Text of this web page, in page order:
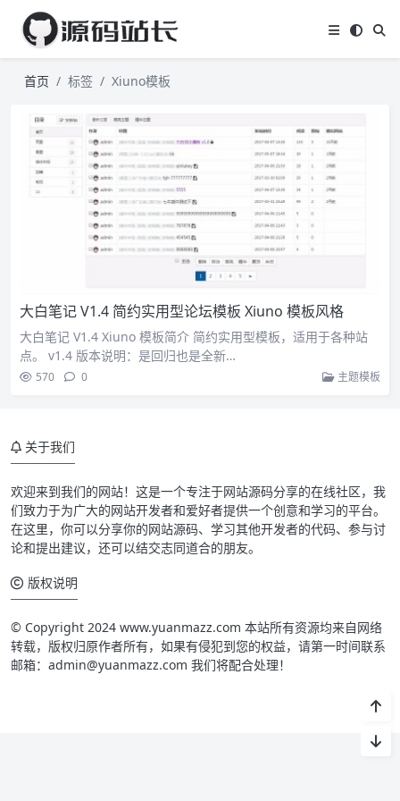
首页 标签 Xiuno模板
大白笔记 V1.4 简约实用型论坛模板 Xiuno 模板风格
大白笔记 V1.4 Xiuno 模板简介 简约实用型模板，适用于各种站
点。 v1.4 版本说明：是回归也是全新…
570 0 主题模板
关于我们
欢迎来到我们的网站！这是一个专注于网站源码分享的在线社区，我
们致力于为广大的网站开发者和爱好者提供一个创意和学习的平台。
在这里，你可以分享你的网站源码、学习其他开发者的代码、参与讨
论和提出建议，还可以结交志同道合的朋友。
版权说明
© Copyright 2024 www.yuanmazz.com 本站所有资源均来自网络
转载，版权归原作者所有，如果有侵犯到您的权益，请第一时间联系
邮箱：admin@yuanmazz.com 我们将配合处理！